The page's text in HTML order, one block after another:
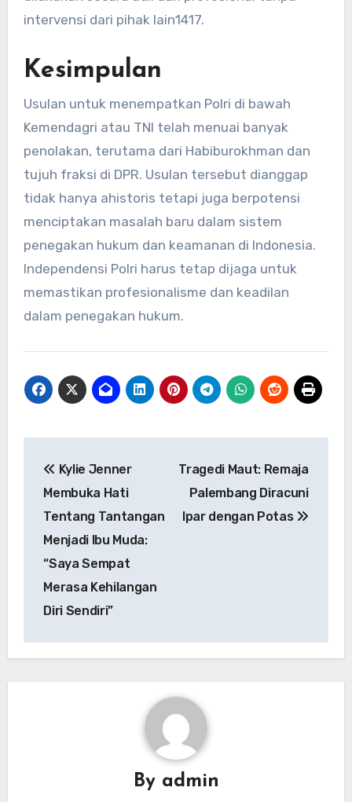
intervensi dari pihak lain1417.
Kesimpulan
Usulan untuk menempatkan Polri di bawah
Kemendagri atau TNI telah menuai banyak
penolakan, terutama dari Habiburokhman dan
tujuh fraksi di DPR. Usulan tersebut dianggap
tidak hanya ahistoris tetapi juga berpotensi
menciptakan masalah baru dalam sistem
penegakan hukum dan keamanan di Indonesia.
Independensi Polri harus tetap dijaga untuk
memastikan profesionalisme dan keadilan
dalam penegakan hukum.
pos
Kylie Jenner
Membuka Hati
Tentang Tantangan
Menjadi Ibu Muda:
“Saya Sempat
Merasa Kehilangan
Diri Sendiri”
Tragedi Maut: Remaja
Palembang Diracuni
Ipar dengan Potas
By admin